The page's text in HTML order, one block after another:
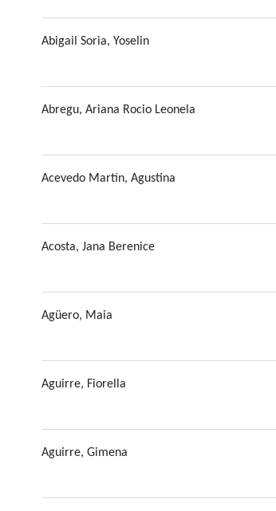
Abigail Soria, Yoselin
Abregu, Ariana Rocio Leonela
Acevedo Martín, Agustina
Acosta, Jana Berenice
Agüero, Maia
Aguirre, Fiorella
Aguirre, Gimena